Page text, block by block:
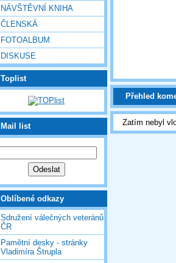
NÁVŠTĚVNÍ KNIHA
ČLENSKÁ
FOTOALBUM
DISKUSE
Toplist
Mail list
Oblíbené odkazy
Sdružení válečných veteránů
ČR
Pamětní desky - stránky
Vladimíra Štrupla
Přehled
Zatím nebyl